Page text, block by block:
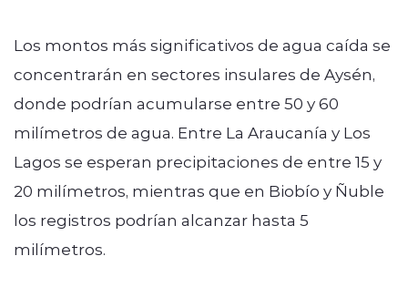
Los montos más significativos de agua caída se
concentrarán en sectores insulares de Aysén,
donde podrían acumularse entre 50 y 60
milímetros de agua. Entre La Araucanía y Los
Lagos se esperan precipitaciones de entre 15 y
20 milímetros, mientras que en Biobío y Ñuble
los registros podrían alcanzar hasta 5
milímetros.